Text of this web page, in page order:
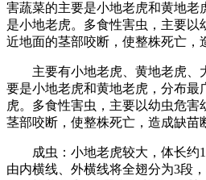
害蔬菜的主要是小地老虎和黄地老
是小地老虎。多食性害虫，主要以
近地面的茎部咬断，使整株死亡，
主要有小地老虎、黄地老虎、
要是小地老虎和黄地老虎，分布最
虎。多食性害虫，主要以幼虫危害
茎部咬断，使整株死亡，造成缺苗
成虫：小地老虎较大，体长约
由内横线、外横线将全翅分为3段